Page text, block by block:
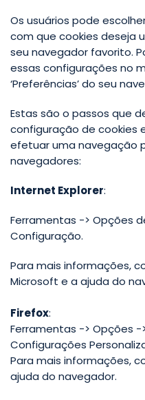
Os usuários pode
com que cookies deseja
seu navegador favorito.
essas configurações no
‘Preferências’ do seu
Estas são o passos que
configuração de cookies
efetuar uma navegação
navegadores:
Internet Explorer:
Ferramentas -> Opções
Configuração.
Para mais informações,
Microsoft e a ajuda do
Firefox:
Ferramentas -> Opções -
Configurações
Para mais informações,
ajuda do navegador.